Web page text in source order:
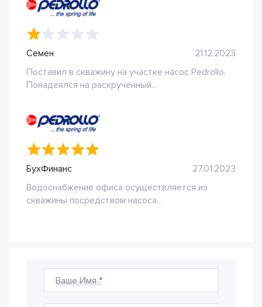
Семен
21.12.2023
Поставил в скважину на участке насос Pedrollo.
Понадеялся на раскрученный...
БухФинанс
27.01.2023
Водоснабжение офиса осуществляется из
скважины посредством насоса...
Ваше Имя